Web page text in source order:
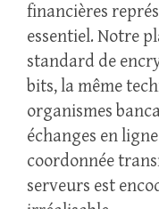
financières
essentiel. Notre
standard de
bits, la même
organismes
échanges en
coordonnée
serveurs est